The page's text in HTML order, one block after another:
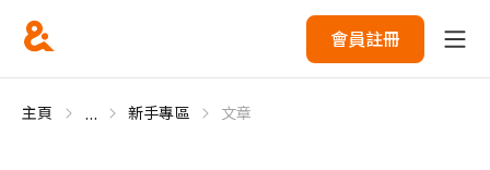
會員註冊
主頁 ... 新手專區 文章